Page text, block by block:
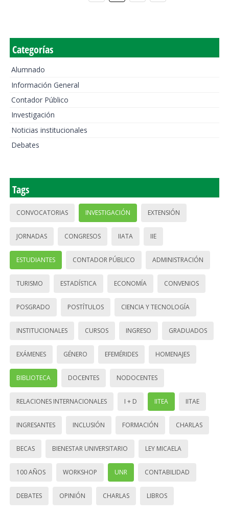
Categorías
Alumnado
Información General
Contador Público
Investigación
Noticias institucionales
Debates
Tags
CONVOCATORIAS INVESTIGACIÓN EXTENSIÓN
JORNADAS CONGRESOS IIATA IIE
ESTUDIANTES CONTADOR PÚBLICO ADMINISTRACIÓN
TURISMO ESTADÍSTICA ECONOMÍA CONVENIOS
POSGRADO POSTÍTULOS CIENCIA Y TECNOLOGÍA
INSTITUCIONALES CURSOS INGRESO GRADUADOS
EXÁMENES GÉNERO EFEMÉRIDES HOMENAJES
BIBLIOTECA DOCENTES NODOCENTES
RELACIONES INTERNACIONALES I + D IITEA IITAE
INGRESANTES INCLUSIÓN FORMACIÓN CHARLAS
BECAS BIENESTAR UNIVERSITARIO LEY MICAELA
100 AÑOS WORKSHOP UNR CONTABILIDAD
DEBATES OPINIÓN CHARLAS LIBROS